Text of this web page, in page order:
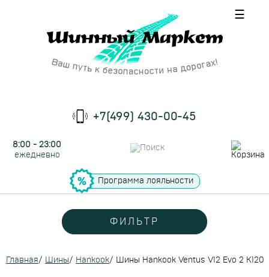
☰
+7(499) 430-00-45
8:00 - 23:00
ежедневно
Программа лояльности
ФИЛЬТР
Главная/ Шины/ Hankook/ Шины Hankook Ventus V12 Evo 2 K120